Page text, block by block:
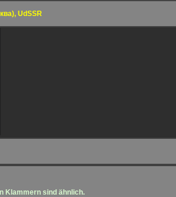
UdSSR
Klammern sind ähnlich.